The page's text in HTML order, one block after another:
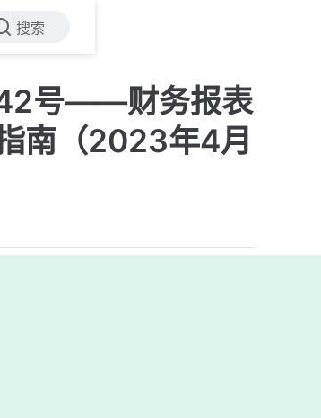
搜索
号——财务报表
南（2023年4月